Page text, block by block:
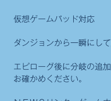
仮想ゲームパッド対応
ダンジョンから一瞬にし
エピローグ後に分岐の追
お確かめください。